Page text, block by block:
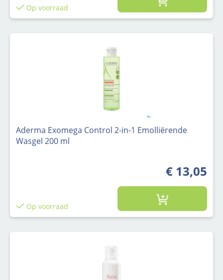
Op voorraad
Aderma Exomega Control 2-in-1 Emolliërende
Wasgel 200 ml
€ 13,05
Op voorraad